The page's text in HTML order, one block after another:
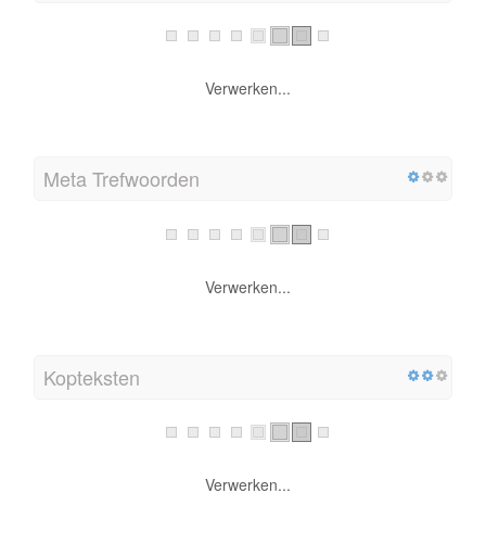
Verwerken...
Meta Trefwoorden
Verwerken...
Kopteksten
Verwerken...